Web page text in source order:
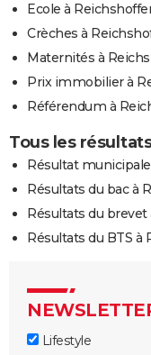
Ecole à
Crèches à
Maternités à
Prix immobilier à
Référendum à
Tous les
Résultat
Résultats du bac à
Résultats du
Résultats du BTS à
Lifestyle